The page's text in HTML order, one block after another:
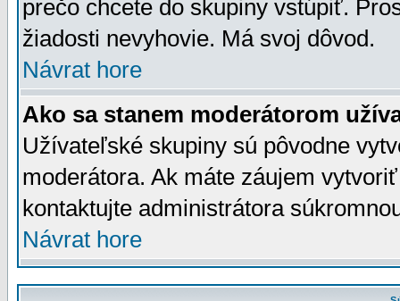
prečo chcete do skupiny vstúpiť.
žiadosti nevyhovie. Má svoj dôvod.
Návrat hore
Ako sa stanem moderátorom
Užívateľské skupiny sú pôvodne
moderátora. Ak máte záujem
kontaktujte administrátora
Návrat hore